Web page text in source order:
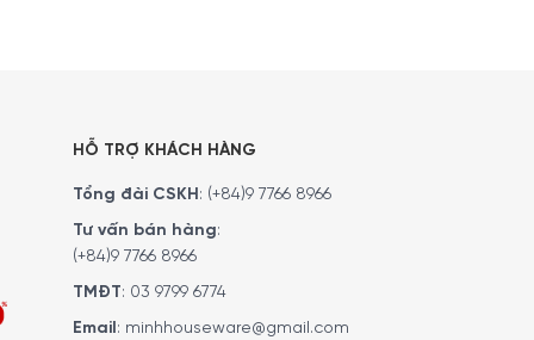
HỖ TRỢ KHÁCH HÀNG
Tổng đài CSKH: (+84)9 7766 8966
Tư vấn bán hàng:
(+84)9 7766 8966
TMĐT: 03 9799 6774
Email: minhhouseware@gmail.com